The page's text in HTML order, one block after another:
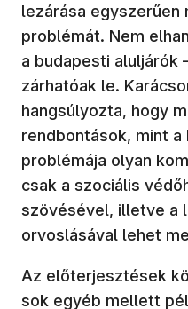
lezárása
problémát. Nem
a budapesti aluljárók
zárhatóak le.
hangsúlyozta, hogy
rendbontások, mint a
problémája olyan
csak a szociális
szövésével, illetve a
orvoslásával lehet
Az előterjesztések
sok egyéb mellett